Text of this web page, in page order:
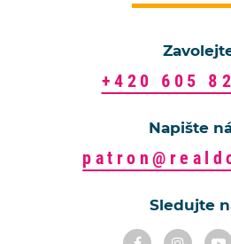
+420 605
Napište
Sledujte